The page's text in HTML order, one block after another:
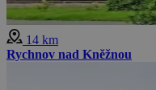
14 km
Rychnov nad Kněžnou